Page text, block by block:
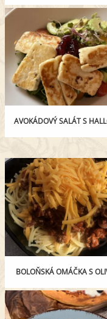
AVOKÁDOVÝ SALÁT S
BOLOŇSKÁ OMÁČKA S